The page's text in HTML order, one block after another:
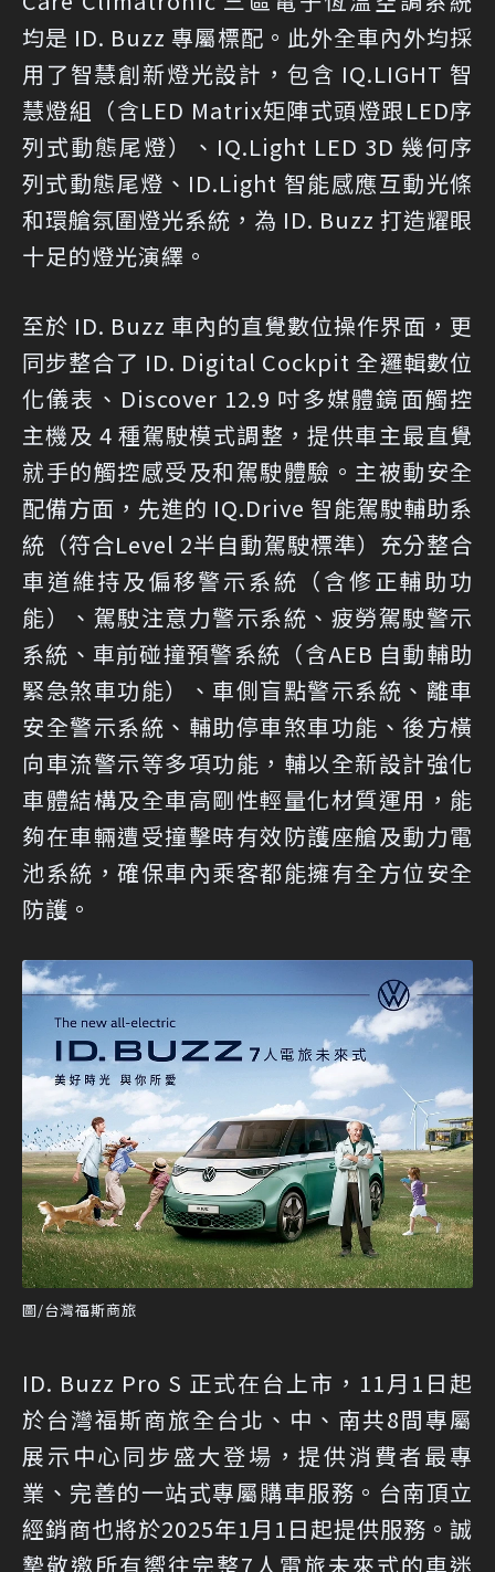
均是 ID. Buzz 專屬標配。此外全車內外均採
用了智慧創新燈光設計，包含 IQ.LIGHT 智
慧燈組（含LED Matrix矩陣式頭燈跟LED序
列式動態尾燈）、IQ.Light LED 3D 幾何序
列式動態尾燈、ID.Light 智能感應互動光條
和環艙氛圍燈光系統，為 ID. Buzz 打造耀眼
十足的燈光演繹。
至於 ID. Buzz 車內的直覺數位操作界面，更
同步整合了 ID. Digital Cockpit 全邏輯數位
化儀表、Discover 12.9 吋多媒體鏡面觸控
主機及 4 種駕駛模式調整，提供車主最直覺
就手的觸控感受及和駕駛體驗。主被動安全
配備方面，先進的 IQ.Drive 智能駕駛輔助系
統（符合Level 2半自動駕駛標準）充分整合
車道維持及偏移警示系統（含修正輔助功
能）、駕駛注意力警示系統、疲勞駕駛警示
系統、車前碰撞預警系統（含AEB 自動輔助
緊急煞車功能）、車側盲點警示系統、離車
安全警示系統、輔助停車煞車功能、後方橫
向車流警示等多項功能，輔以全新設計強化
車體結構及全車高剛性輕量化材質運用，能
夠在車輛遭受撞擊時有效防護座艙及動力電
池系統，確保車內乘客都能擁有全方位安全
防護。
圖/台灣福斯商旅
ID. Buzz Pro S 正式在台上市，11月1日起
於台灣福斯商旅全台北、中、南共8間專屬
展示中心同步盛大登場，提供消費者最專
業、完善的一站式專屬購車服務。台南頂立
經銷商也將於2025年1月1日起提供服務。誠
摯敬邀所有嚮往完整7人電旅未來式的車迷